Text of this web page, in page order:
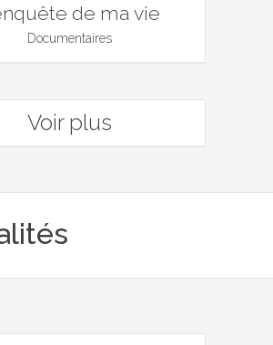
de ma vie
Documentaires
Voir plus